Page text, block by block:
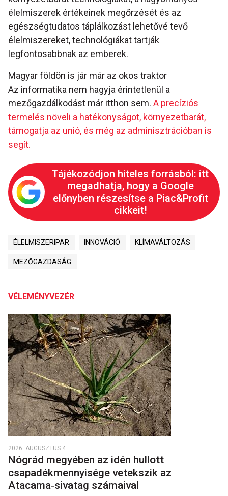
élelmiszerek értékeinek megőrzését és az
egészségtudatos táplálkozást lehetővé tevő
élelmiszereket, technológiákat tartják
legfontosabbnak az emberek.
Magyar földön is jár már az okos traktor
Az informatika nem hagyja érintetlenül a
mezőgazdálkodást már itthon sem. A precíziós
termelés növeli a hatékonyságot, környezetbarát,
támogatja az unió, és még az adminisztrációban is
segít.
Tájékozódjon hiteles forrásból: itt
megadhatja, hogy a Google
előnyben részesítse a Piac&Profit
cikkeit!
ÉLELMISZERIPAR INNOVÁCIÓ KLÍMAVÁLTOZÁS
MEZŐGAZDASÁG
VÉLEMÉNYVEZÉR
2026. AUGUSZTUS 4.
Nógrád megyében az idén hullott
csapadékmennyisége vetekszik az
Atacama‑sivatag számaival